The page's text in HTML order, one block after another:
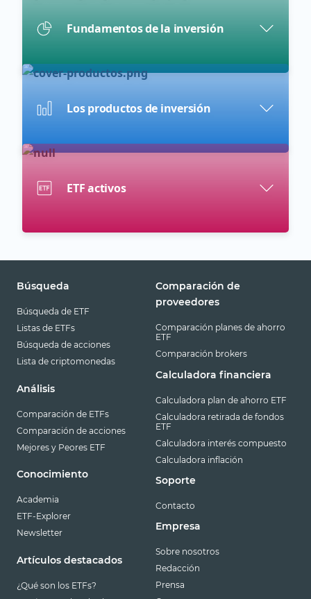
Fundamentos de la inversión
Los productos de inversión
ETF activos
Búsqueda
Búsqueda de ETF
Listas de ETFs
Búsqueda de acciones
Lista de criptomonedas
Análisis
Comparación de ETFs
Comparación de acciones
Mejores y Peores ETF
Conocimiento
Academia
ETF-Explorer
Newsletter
Artículos destacados
¿Qué son los ETFs?
Comparación de
proveedores
Comparación planes de ahorro
ETF
Comparación brokers
Calculadora financiera
Calculadora plan de ahorro ETF
Calculadora retirada de fondos
ETF
Calculadora interés compuesto
Calculadora inflación
Soporte
Contacto
Empresa
Sobre nosotros
Redacción
Prensa